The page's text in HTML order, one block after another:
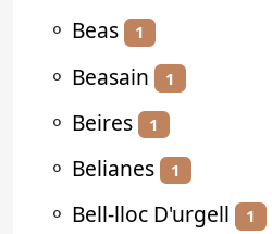
⚬ Beas 1
⚬ Beasain 1
⚬ Beires 1
⚬ Belianes 1
⚬ Bell-lloc D'urgell 1